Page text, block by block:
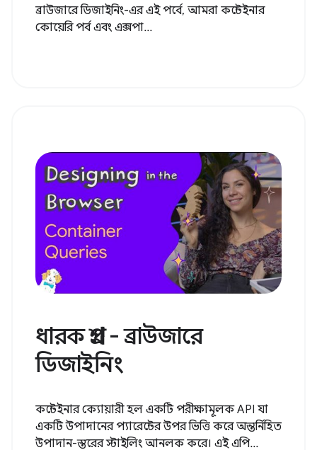
ব্রাউজারে ডিজাইনিং-এর এই পর্বে, আমরা কন্টেইনার
কোয়েরি পর্ব এবং এক্সপা...
ধারক প্রশ্ন - ব্রাউজারে
ডিজাইনিং
কন্টেইনার ক্যোয়ারী হল একটি পরীক্ষামূলক API যা
একটি উপাদানের প্যারেন্টের উপর ভিত্তি করে অন্তর্নিহিত
উপাদান-স্তরের স্টাইলিং আনলক করে। এই এপি...